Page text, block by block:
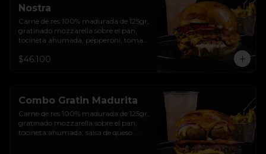
Nostra
Carne de res 100% madurada de 125gr,
gratinado mozzarella sobre el pan,
tocineta ahumada, pepperoni, tomate
crocante, mermelada de arándanos,
$46.100
Combo Gratin Madurita
Carne de res 100% madurada de 125gr,
gratinado mozzarella sobre el pan,
tocineta ahumada, salsa de queso